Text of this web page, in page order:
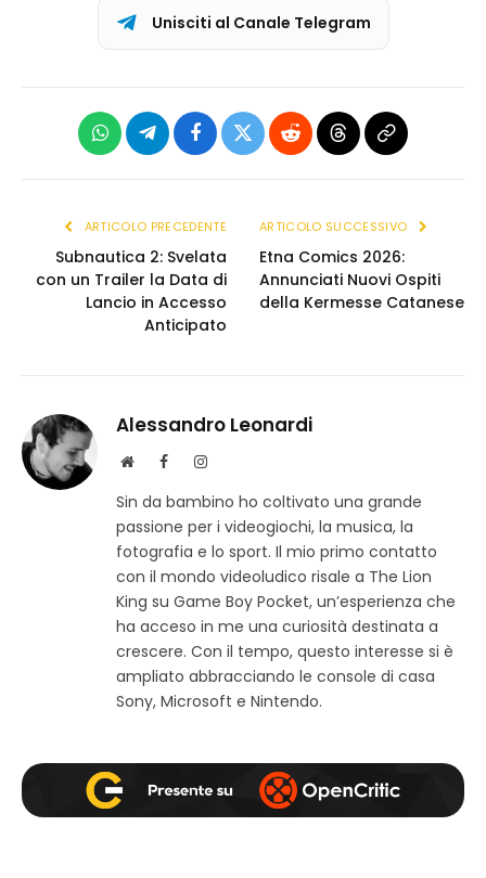
Unisciti al Canale Telegram
WhatsAppTelegramFacebook
X
Reddit ThreadsCopia
ARTICOLO PRECEDENTE
Subnautica 2: Svelata
con un Trailer la Data di
Lancio in Accesso
Anticipato
ARTICOLO SUCCESSIVO
Etna Comics 2026:
Annunciati Nuovi Ospiti
della Kermesse Catanese
Alessandro Leonardi
S
t
o
w
F
c
e
b
I
s
t
a
m
Sin da bambino ho coltivato una grande
passione per i videogiochi, la musica, la
fotografia e lo sport. Il mio primo contatto
con il mondo videoludico risale a The Lion
King su Game Boy Pocket, un’esperienza che
ha acceso in me una curiosità destinata a
crescere. Con il tempo, questo interesse si è
ampliato abbracciando le console di casa
Sony, Microsoft e Nintendo.